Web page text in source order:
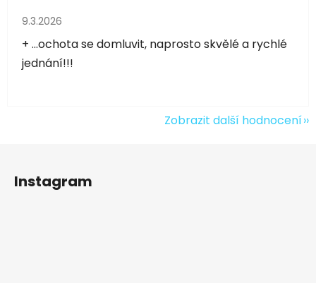
Hodnocení obchodu je 5 z 5 hvězdiček.
9.3.2026
+ ...ochota se domluvit, naprosto skvělé a rychlé
jednání!!!
Zobrazit další hodnocení
Instagram